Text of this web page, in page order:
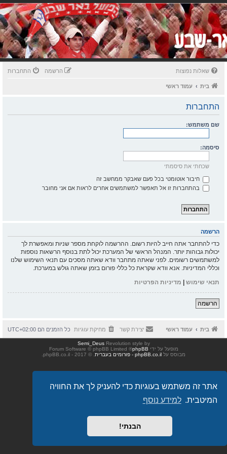
אתר זה משתמש בעוגיות כדי להעניק לך את החוויה
המיטבית. למידע נוסף
הבנתי!
שאלות נפוצות התחברות הרשמה
בית עמוד ראשי
התחברות
שם משתמש:
סיסמה:
שכחתי את סיסמתי
חיבור אוטומטי בכל פעם שאבקר ממחשב זה
בהתחברות זו אל תאפשר למשתמשים אחרים לראות אם אני מחובר
הרשמה
כדי להתחבר אתה חייב להיות רשום. ההרשמה לוקחת מספר שניות ומאפשרת לך
יכולות גבוהות יותר. המנהל הראשי של המערכת יכול לתת בנוסף הרשאות נוספות
למשתמשים רשומים. לפני שאתה מתחבר וודא שאתה מסכים עם תנאי השימוש שלנו
וכללי המדיניות. אנא וודא שקראת כל כללי פורום בזמן שאתה גולש במערכת.
תנאי שימוש | מדיניות הפרטיות
הרשמה
בית עמוד ראשי כל הזמנים הם UTC+02:00 מחיקת עוגיות יצירת קשר
Revolution style by
Semi_Deus
מופעל על ידי phpBB
® Forum Software © phpBB Limited
מבוסס על phpBB.co.il - פורומים בעברית . © 2017 - phpBB.co.il.